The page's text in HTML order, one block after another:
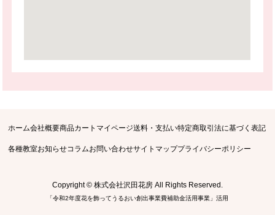
ホーム会社概要商品カート マイページ送料・支払い特定商取引法に基づく表記
各種教室お知らせコラムお問い合わせサイトマッププライバシーポリシー
Copyright © 株式会社沢田花房 All Rights Reserved.
「令和2年度花を飾ってうるおい創出事業費補助金活用事業」活用